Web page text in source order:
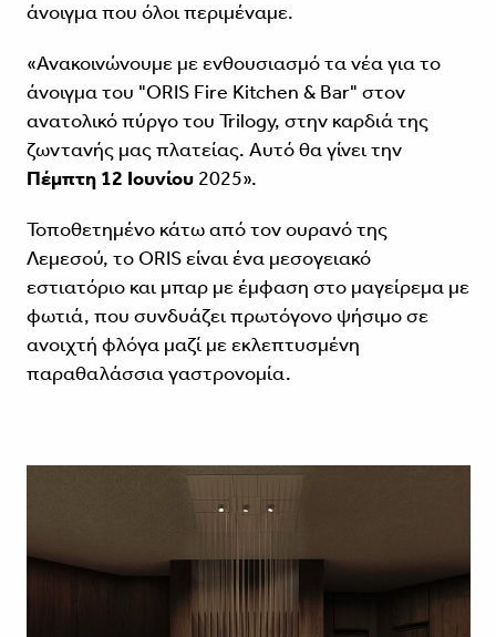
άνοιγμα που όλοι περιμέναμε.
«Ανακοινώνουμε με ενθουσιασμό τα νέα για το
άνοιγμα του "ORIS Fire Kitchen & Bar" στον
ανατολικό πύργο του Trilogy, στην καρδιά της
ζωντανής μας πλατείας. Αυτό θα γίνει την
Πέμπτη 12 Ιουνίου2025».
Τοποθετημένο κάτω από τον ουρανό της
Λεμεσού, το ORIS είναι ένα μεσογειακό
εστιατόριο και μπαρ με έμφαση στο μαγείρεμα με
φωτιά, που συνδυάζει πρωτόγονο ψήσιμο σε
ανοιχτή φλόγα μαζί με εκλεπτυσμένη
παραθαλάσσια γαστρονομία.